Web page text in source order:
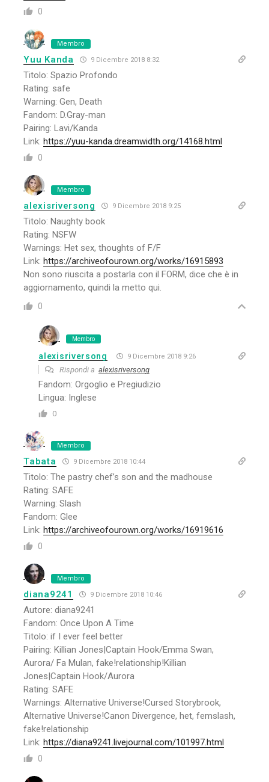
0
Membro
Yuu Kanda 9 Dicembre 2018 8:32
Titolo: Spazio Profondo
Rating: safe
Warning: Gen, Death
Fandom: D.Gray-man
Pairing: Lavi/Kanda
Link:https://yuu-kanda.dreamwidth.org/14168.html
0
Membro
alexisriversong 9 Dicembre 2018 9:25
Titolo: Naughty book
Rating: NSFW
Warnings: Het sex, thoughts of F/F
Link:https://archiveofourown.org/works/16915893
Non sono riuscita a postarla con il FORM, dice che è in
aggiornamento, quindi la metto qui.
0
Membro
alexisriversong 9 Dicembre 2018 9:26
Rispondi aalexisriversong
Fandom: Orgoglio e Pregiudizio
Lingua: Inglese
0
Membro
Tabata 9 Dicembre 2018 10:44
Titolo: The pastry chef’s son and the madhouse
Rating: SAFE
Warning: Slash
Fandom: Glee
Link:https://archiveofourown.org/works/16919616
0
Membro
diana9241 9 Dicembre 2018 10:46
Autore: diana9241
Fandom: Once Upon A Time
Titolo: if I ever feel better
Pairing: Killian Jones|Captain Hook/Emma Swan,
Aurora/ Fa Mulan, fake!relationship!Killian
Jones|Captain Hook/Aurora
Rating: SAFE
Warnings: Alternative Universe!Cursed Storybrook,
Alternative Universe!Canon Divergence, het, femslash,
fake!relationship
Link:https://diana9241.livejournal.com/101997.html
0